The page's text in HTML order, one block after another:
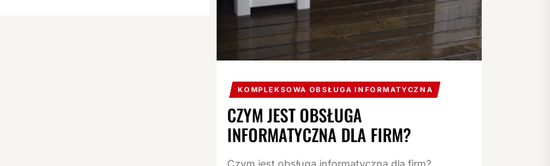
KOMPLEKSOWA OBSŁUGA INFORMATYCZNA
CZYM JEST OBSŁUGA
INFORMATYCZNA DLA FIRM?